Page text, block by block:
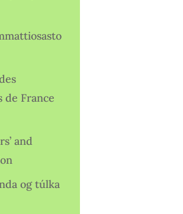
France
and
og túlka